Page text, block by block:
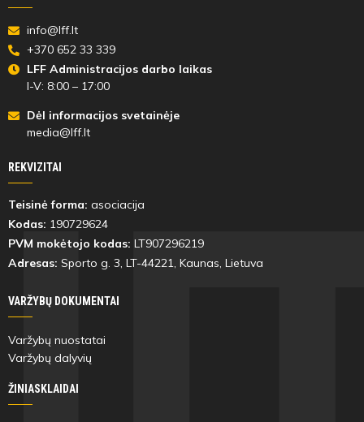
info@lff.lt
+370 652 33 339
LFF Administracijos darbo laikas
I-V: 8:00 – 17:00
Dėl informacijos svetainėje
media@lff.lt
REKVIZITAI
Teisinė forma: asociacija
Kodas: 190729624
PVM mokėtojo kodas: LT907296219
Adresas: Sporto g. 3, LT-44221, Kaunas, Lietuva
VARŽYBŲ DOKUMENTAI
Varžybų nuostatai
Varžybų dalyvių
ŽINIASKLAIDAI